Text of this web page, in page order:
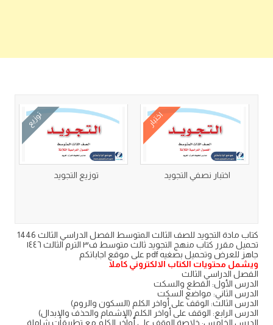
اختبار
اختبار نصفي التجويد
توزيع
توزيع التجويد
كتاب مادة التجويد للصف الثالث المتوسط الفصل الدراسي الثالث 1446
تحميل مقرر كتاب منهج التجويد ثالث متوسط ف٣ الترم الثالث ١٤٤٦
جاهز للعرض وتحميل بصغيه pdf على موقع اجاباتكم
ويشمل محتويات الكتاب الالكتروني كاملا
الفصل الدراسي الثالث
الدرس الأول: القطع والسكت
الدرس الثاني: مواضع السكت
الدرس الثالث: الوقف على أواخر الكلم (السكون والروم)
الدرس الرابع: الوقف على أواخر الكلم (الإشمام والحذف والإبدال)
الدرس الخامس: خلاصة الوقف على أواخر الكلم مع تطبيقات شاملة